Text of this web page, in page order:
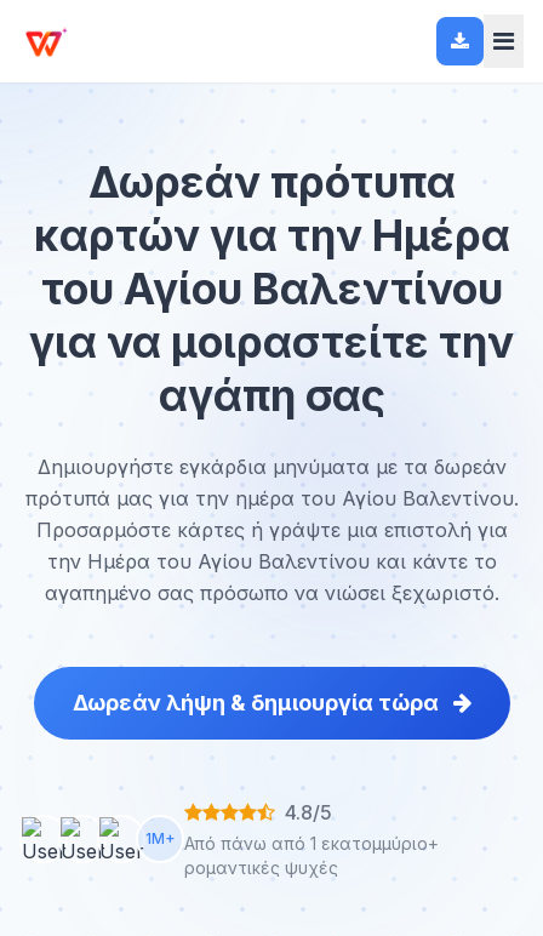
Δωρεάν πρότυπα
καρτών για την Ημέρα
του Αγίου Βαλεντίνου
για να μοιραστείτε την
αγάπη σας
Δημιουργήστε εγκάρδια μηνύματα με τα δωρεάν
πρότυπά μας για την ημέρα του Αγίου Βαλεντίνου.
Προσαρμόστε κάρτες ή γράψτε μια επιστολή για
την Ημέρα του Αγίου Βαλεντίνου και κάντε το
αγαπημένο σας πρόσωπο να νιώσει ξεχωριστό.
Δωρεάν λήψη & δημιουργία τώρα
1M+
4.8/5
Από πάνω από 1 εκατομμύριο+
ρομαντικές ψυχές